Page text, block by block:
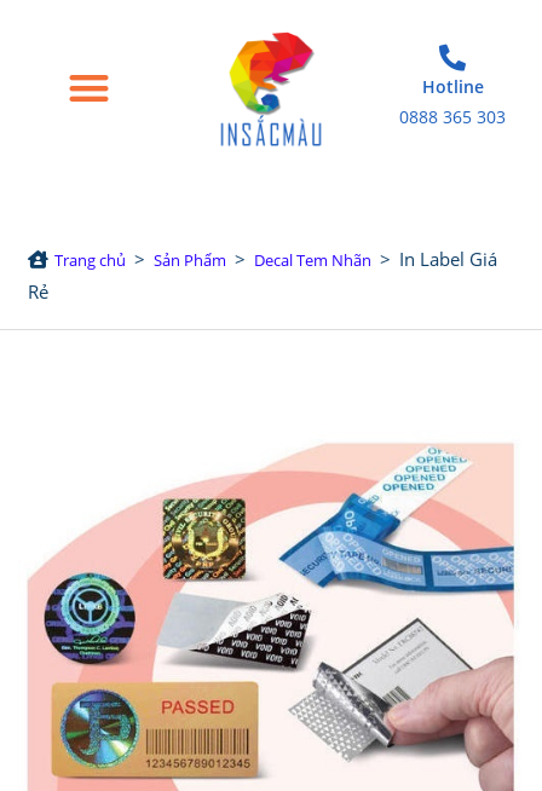
Hotline
0888 365 303
Trang chủ > Sản Phẩm > Decal Tem Nhãn > In Label Giá
Rẻ